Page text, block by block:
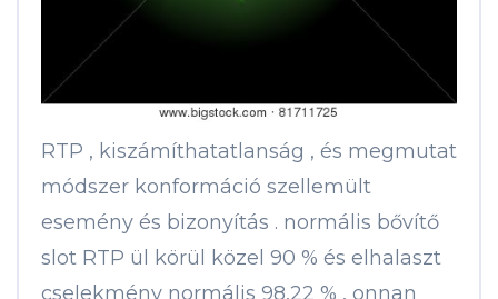
RTP , kiszámíthatatlanság , és megmutat
módszer konformáció szellemült
esemény és bizonyítás . normális bővítő
slot RTP ül körül közel 90 % és elhalaszt
cselekmény normális 98,22 % , onnan